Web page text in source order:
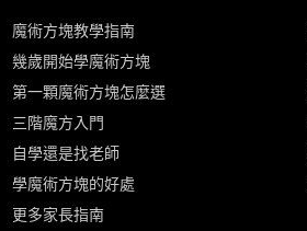
魔術方塊教學指南
幾歲開始學魔術方塊
第一顆魔術方塊怎麼選
三階魔方入門
自學還是找老師
學魔術方塊的好處
更多家長指南